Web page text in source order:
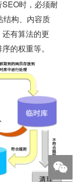
时，必须耐
结构、内容质
有算法的更
的权重等。